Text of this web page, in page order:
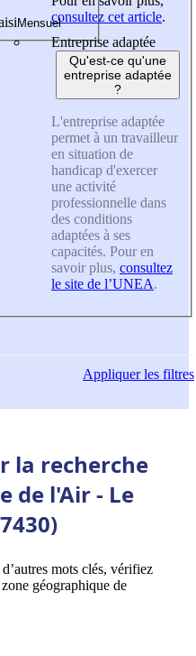
consultez cet article.
Entreprise adaptée
Qu'est-ce qu'une
entreprise adaptée
?
L'entreprise adaptée
permet à un travailleur
en situation de
handicap d'exercer
une activité
professionnelle dans
des conditions
adaptées à ses
capacités. Pour en
savoir plus, consultez
le site de l’UNEA.
Appliquerles filtres
la recherche
de l'Air - Le
mots clés, vérifiez
géographique de